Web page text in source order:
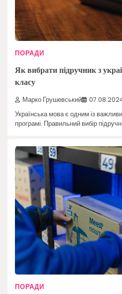
ПОРАДИ
Як вибрати підручник з
класу
Марко Грушевський
Українська мова є одним із
програмі. Правильний вибір
ПОРАДИ